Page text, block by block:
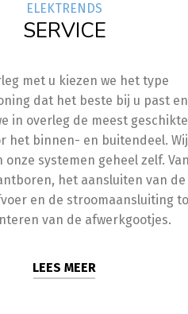
ELEKTRENDS
SERVICE
met u kiezen we het type
dat het beste bij u past en
in overleg de meest geschikte
het binnen- en buitendeel. Wij
systemen geheel zelf. Van
het aansluiten van de
en de stroomaansluiting
van de afwerkgootjes.
LEES MEER